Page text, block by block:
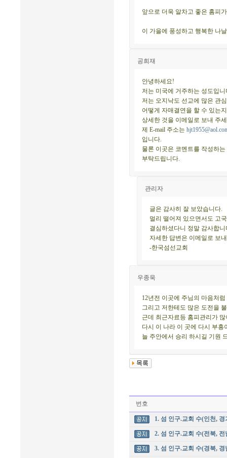
앞으로 더욱 알차고 좋은 홈피
이 가을에 풍성하고 행복한 나
공희재
안녕하세요!
저는 미국에 거주하는 성도입니
저는 오지낙도 선교에 많은 관
어떻게 자매결연을 할 수 있는
상세한 것을 이메일로 보내 주
제 E-mail 주소는
입니다.
물론 이곳은 코멘트를 작성하는
부탁드립니다.
관리자
글은 감사히 잘 보았습니다.
멀리 떨어져 있으면서도 고
결심하셨다니 정말 감사합니
자세한 답변은 이메일로 보
-한국섬선교회
우종욱
12년전 이곳에 주님의 마음처
그리고 저한테도 많은 도전을
근데 최근자료등 홈피관리가
다시 이 나라 이 곳에 다시 부
늘 주안에서 승리 하시길 기원
번호
1. 섬 인구.교회 수(인천, 경
2. 섬 인구.교회 수(전북, 전
3. 섬 인구.교회 수(경북, 경